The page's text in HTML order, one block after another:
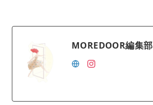
MOREDOOR編集部